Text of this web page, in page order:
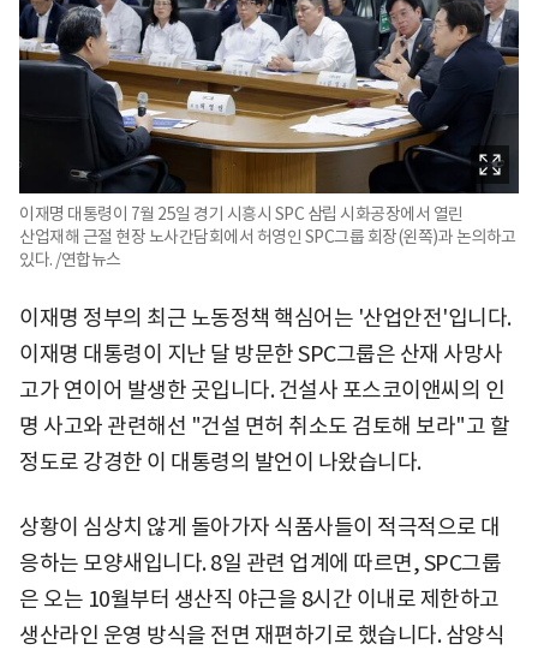
이재명 대통령이 7월 25일 경기 시흥시 SPC 삼립 시화공장에서 열린
산업재해 근절 현장 노사간담회에서 허영인 SPC그룹 회장(왼쪽)과 논의하고
있다. /연합뉴스
이재명 정부의 최근 노동정책 핵심어는 '산업안전'입니다.
이재명 대통령이 지난 달 방문한 SPC그룹은 산재 사망사
고가 연이어 발생한 곳입니다. 건설사 포스코이앤씨의 인
명 사고와 관련해선 "건설 면허 취소도 검토해 보라"고 할
정도로 강경한 이 대통령의 발언이 나왔습니다.
상황이 심상치 않게 돌아가자 식품사들이 적극적으로 대
응하는 모양새입니다. 8일 관련 업계에 따르면, SPC그룹
은 오는 10월부터 생산직 야근을 8시간 이내로 제한하고
생산라인 운영 방식을 전면 재편하기로 했습니다. 삼양식